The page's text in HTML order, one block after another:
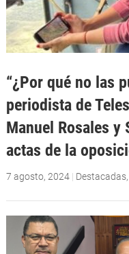
“¿Por qué no las
periodista de
Manuel Rosales y
actas de la
7 agosto, 2024| Destacadas,